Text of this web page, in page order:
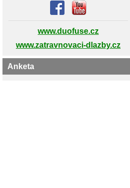
www.duofuse.cz
www.zatravnovaci-dlazby.cz
Anketa